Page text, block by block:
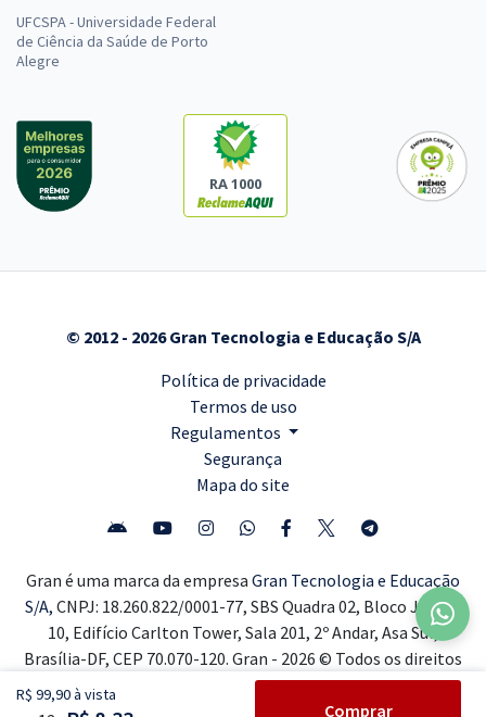
R$ 99,90 à vista
Comprar
UFCSPA - Universidade Federal
de Ciência da Saúde de Porto
Alegre
RA 1000
© 2012 - 2026 Gran Tecnologia e Educação S/A
Política de privacidade
Termos de uso
Regulamentos
Segurança
Mapa do site
Gran é uma marca da empresa Gran Tecnologia e Educação
S/A, CNPJ: 18.260.822/0001-77, SBS Quadra 02, Bloco J, Lote
10, Edifício Carlton Tower, Sala 201, 2º Andar, Asa Sul,
Brasília-DF, CEP 70.070-120. Gran - 2026 © Todos os direitos
reservados ®